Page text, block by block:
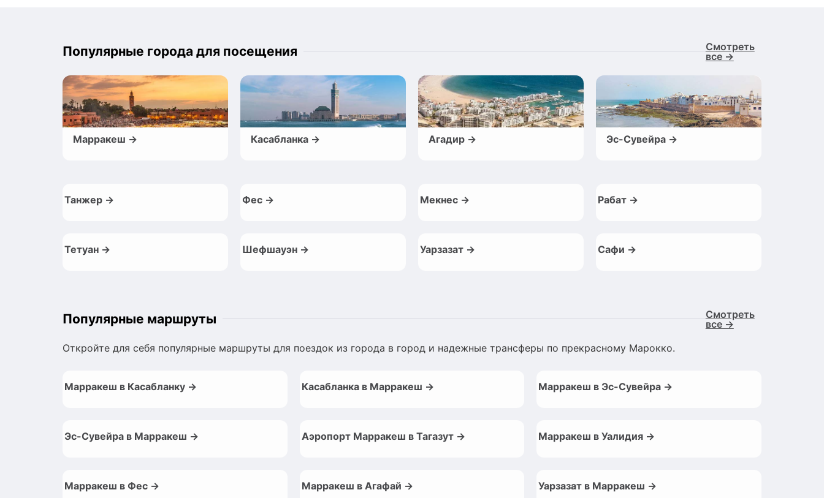
Популярные города для посещения
Смотреть
все →
Марракеш → Касабланка → Агадир → Эс-Сувейра →
Танжер → Фес → Мекнес → Рабат →
Тетуан → Шефшауэн → Уарзазат → Сафи →
Популярные маршруты
Смотреть
все →
Откройте для себя популярные маршруты для поездок из города в город и надежные трансферы по прекрасному Марокко.
Марракеш в Касабланку → Касабланка в Марракеш → Марракеш в Эс-Сувейра →
Эс-Сувейра в Марракеш → Аэропорт Марракеш в Тагазут → Марракеш в Уалидия →
Марракеш в Фес → Марракеш в Агафай → Уарзазат в Марракеш →